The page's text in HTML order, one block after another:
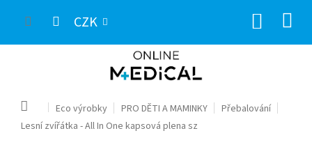
CZK
Domů Eco výrobky PRO DĚTI A MAMINKY
Přebalování
Lesní zvířátka - All In One kapsová plena sz